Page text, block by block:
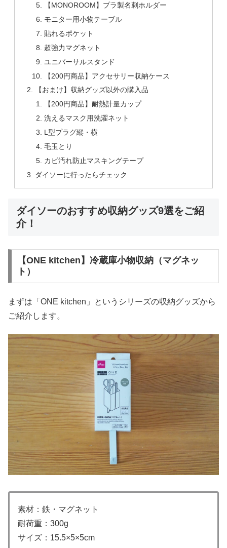
【MONOROOM】プラ製名刺ホルダー
モニター用小物テーブル
貼れるポケット
超強力マグネット
ユニバーサルスタンド
【200円商品】アクセサリー収納ケース
【おまけ】収納グッズ以外の購入品
【200円商品】耐熱計量カップ
洗えるマスク用洗濯ネット
L型プラグ縦・横
毛玉とり
カビ汚れ防止マスキングテープ
ダイソーに行ったらチェック
ダイソーのおすすめ収納グッズ9選をご紹
介！
【ONE kitchen】冷蔵庫小物収納（マグネッ
ト）
まずは「ONE kitchen」というシリーズの収納グッズから
ご紹介します。
素材：鉄・マグネット
耐荷重：300g
サイズ：15.5×5×5cm